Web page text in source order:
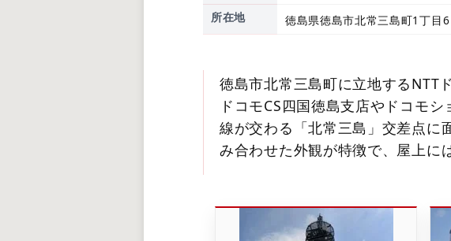
所在地
徳島県徳島市北常三島町1丁目6
徳島市北常三島町に立地するNTT
ドコモCS四国徳島支店やドコモ
線が交わる「北常三島」交差点に
み合わせた外観が特徴で、屋上に